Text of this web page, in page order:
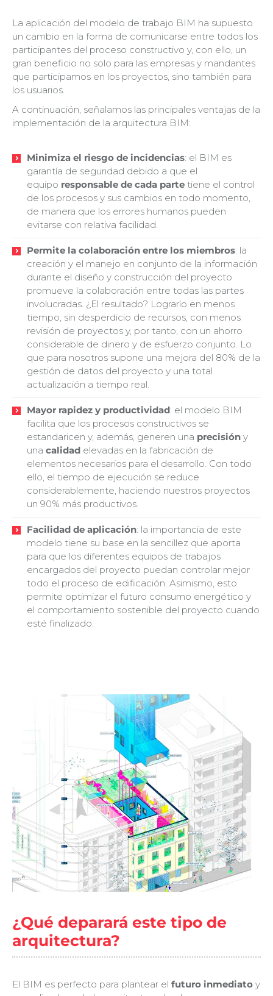
La aplicación del modelo de trabajo BIM ha supuesto
un cambio en la forma de comunicarse entre todos los
participantes del proceso constructivo y, con ello, un
gran beneficio no solo para las empresas y mandantes
que participamos en los proyectos, sino también para
los usuarios.
A continuación, señalamos las principales ventajas de la
implementación de la arquitectura BIM:
Minimiza el riesgo de incidencias: el BIM es
garantía de seguridad debido a que el
equipo responsable de cada parte tiene el control
de los procesos y sus cambios en todo momento,
de manera que los errores humanos pueden
evitarse con relativa facilidad.
Permite la colaboración entre los miembros: la
creación y el manejo en conjunto de la información
durante el diseño y construcción del proyecto
promueve la colaboración entre todas las partes
involucradas. ¿El resultado? Lograrlo en menos
tiempo, sin desperdicio de recursos, con menos
revisión de proyectos y, por tanto, con un ahorro
considerable de dinero y de esfuerzo conjunto. Lo
que para nosotros supone una mejora del 80% de la
gestión de datos del proyecto y una total
actualización a tiempo real.
Mayor rapidez y productividad: el modelo BIM
facilita que los procesos constructivos se
estandaricen y, además, generen una precisión y
una calidad elevadas en la fabricación de
elementos necesarios para el desarrollo. Con todo
ello, el tiempo de ejecución se reduce
considerablemente, haciendo nuestros proyectos
un 90% más productivos.
Facilidad de aplicación: la importancia de este
modelo tiene su base en la sencillez que aporta
para que los diferentes equipos de trabajos
encargados del proyecto puedan controlar mejor
todo el proceso de edificación. Asimismo, esto
permite optimizar el futuro consumo energético y
el comportamiento sostenible del proyecto cuando
esté finalizado.
¿Qué deparará este tipo de
arquitectura?
El BIM es perfecto para plantear el futuro inmediato y